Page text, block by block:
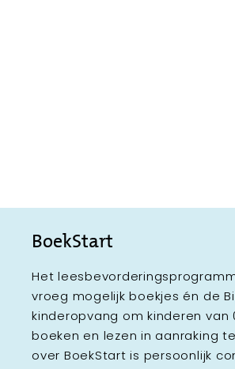
BoekStart
Het
vroeg mogelijk boekjes én de
kinderopvang om kinderen
boeken en lezen in aanraking
over BoekStart is persoonlijk